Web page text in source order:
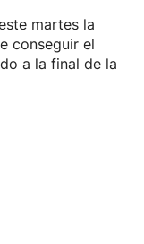
martes la
conseguir el
a la final de la